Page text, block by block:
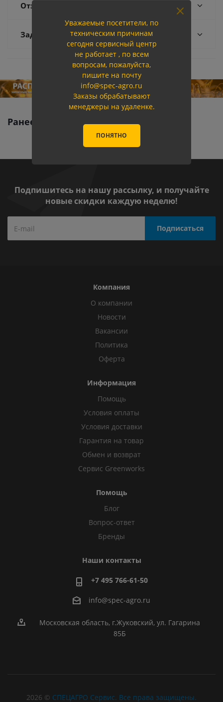
Отзывы
Задать вопрос
Ранее вы смотрели
Подпишитесь на нашу рассылку, и получайте
новые скидки каждую неделю!
Компания
О компании
Новости
Вакансии
Политика
Оферта
Информация
Помощь
Условия оплаты
Условия доставки
Гарантия на товар
Обмен и возврат
Сервис Greenworks
Помощь
Блог
Вопрос-ответ
Бренды
Наши контакты
+7 495 766-61-50
info@spec-agro.ru
Московская область, г.Жуковский, ул. Гагарина
85Б
2026 © СПЕЦАГРО Сервис. Все права защищены.
Уважаемые посетители, по
техническим причинам
сегодня сервисный центр
не работает , по всем
вопросам, пожалуйста,
пишите на почту
info@spec-agro.ru
Заказы обрабатывают
менеджеры на удаленке.
ПОНЯТНО